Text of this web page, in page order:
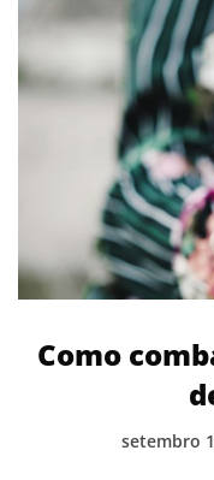
Como
setembro